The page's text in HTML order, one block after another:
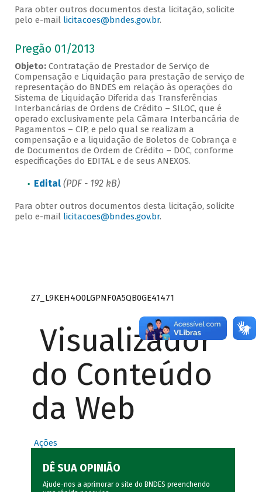
Para obter outros documentos desta licitação, solicite
pelo e-mail licitacoes@bndes.gov.br.
Pregão 01/2013
Objeto:Contratação de Prestador de Serviço de
Compensação e Liquidação para prestação de serviço de
representação do BNDES em relação às operações do
Sistema de Liquidação Diferida das Transferências
Interbancárias de Ordens de Crédito – SILOC, que é
operado exclusivamente pela Câmara Interbancária de
Pagamentos – CIP, e pelo qual se realizam a
compensação e a liquidação de Boletos de Cobrança e
de Documentos de Ordem de Crédito – DOC, conforme
especificações do EDITAL e de seus ANEXOS.
Edital (PDF - 192 kB)
Para obter outros documentos desta licitação, solicite
pelo e-mail licitacoes@bndes.gov.br.
Z7_L9KEH4O0LGPNF0A5QB0GE41471
Visualizador
do Conteúdo
da Web
Ações
DÊ SUA OPINIÃO
Ajude-nos a aprimorar o site do BNDES preenchendo